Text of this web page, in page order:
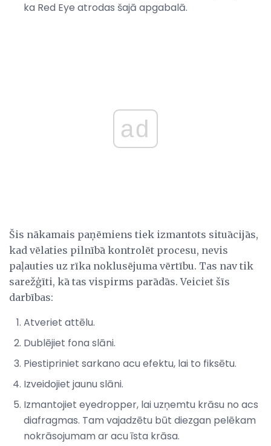
ka Red Eye atrodas šajā apgabalā.
ad
Šis nākamais paņēmiens tiek izmantots situācijās,
kad vēlaties pilnībā kontrolēt procesu, nevis
paļauties uz rīka noklusējuma vērtību. Tas nav tik
sarežģīti, kā tas vispirms parādās. Veiciet šīs
darbības:
Atveriet attēlu.
Dublējiet fona slāni.
Piestipriniet sarkano acu efektu, lai to fiksētu.
Izveidojiet jaunu slāni.
Izmantojiet eyedropper, lai uzņemtu krāsu no acs
diafragmas. Tam vajadzētu būt diezgan pelēkam
nokrāsojumam ar acu īsta krāsa.